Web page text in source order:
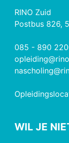
RINO Zuid
Postbus 826,
085 - 890
WIL JE